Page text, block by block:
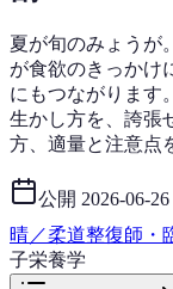
夏が旬のみょうが
が食欲のきっかけ
にもつながります
生かし方を、誇張
方、適量と注意点
公開 2026-06-26
晴／柔道整復師・
子栄養学